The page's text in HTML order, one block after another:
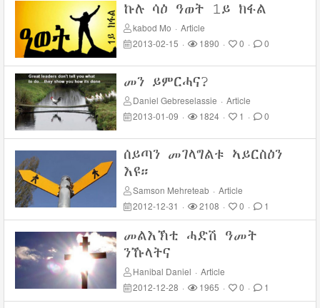
ኩሉ ሳዕ ዓወት 1ይ ክፋል
kabod Mo · Article
2013-02-15 · 1890 · 0 · 0
መን ይምርሓና?
Daniel Gebreselassie · Article
2013-01-09 · 1824 · 1 · 0
ሰይጣን መገላግልቱ ኣይርስዕን
እዩ።
Samson Mehreteab · Article
2012-12-31 · 2108 · 0 · 1
መልእኽቲ ሓድሽ ዓመት
ንኹላትና
Hanibal Daniel · Article
2012-12-28 · 1965 · 0 · 1